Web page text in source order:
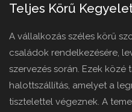
Teljes Körű
A vállalkozás széles körű
családok rendelkezésére,
szervezés során. Ezek közé
halottszállítás, amelyet a
tisztelettel végeznek. A